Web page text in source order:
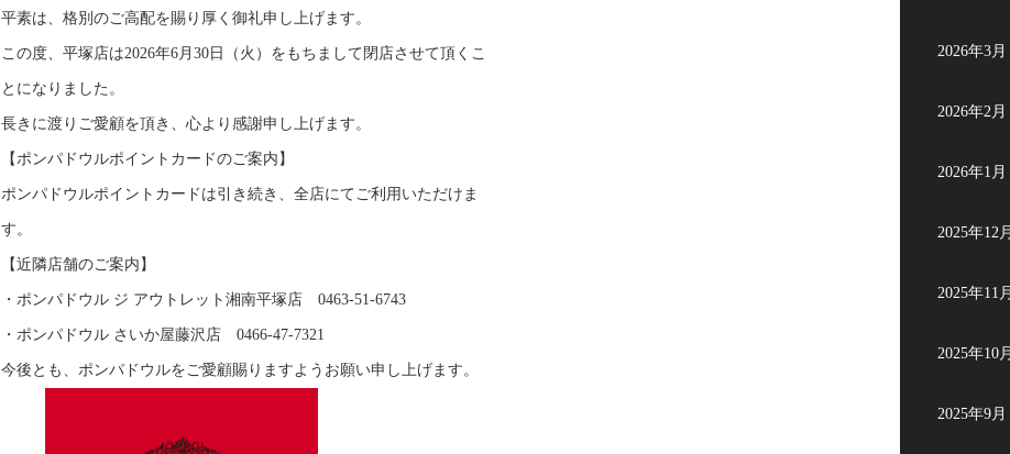
平素は、格別のご高配を賜り厚く御礼申し上げます。
この度、平塚店は2026年6月30日（火）をもちまして閉店させて頂くこ
とになりました。
長きに渡りご愛顧を頂き、心より感謝申し上げます。
【ポンパドウルポイントカードのご案内】
ポンパドウルポイントカードは引き続き、全店にてご利用いただけま
す。
【近隣店舗のご案内】
・ポンパドウル ジ アウトレット湘南平塚店 0463-51-6743
・ポンパドウル さいか屋藤沢店 0466-47-7321
今後とも、ポンパドウルをご愛顧賜りますようお願い申し上げます。
2026年3月
2026年2月
2026年1月
2025年12
2025年11
2025年10
2025年9月